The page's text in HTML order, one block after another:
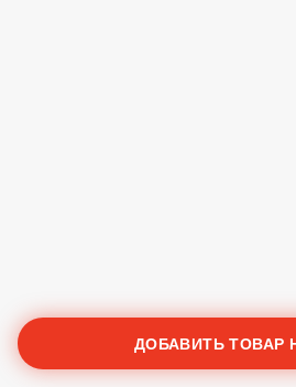
ДОБАВИТЬ ТОВАР